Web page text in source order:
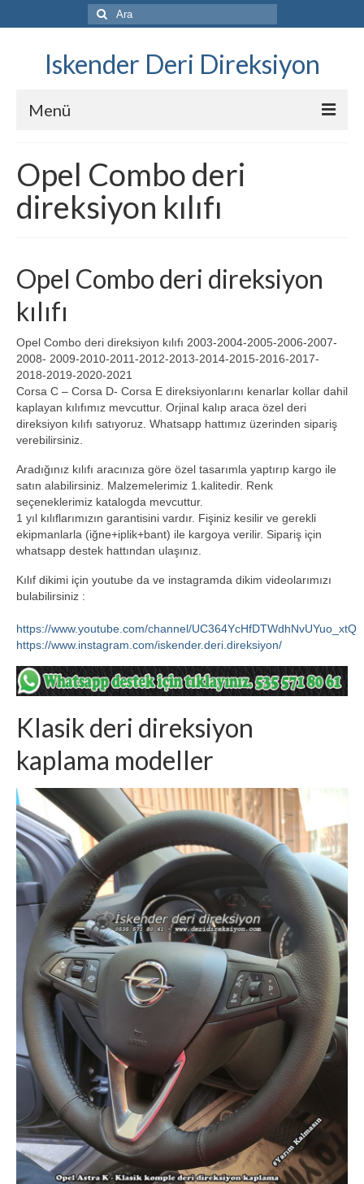
Şunu
ara:
Iskender Deri Direksiyon
Menü
Komple kaplama
Kılıf Satış
Once ve Sonra
Fiyat Listesi
Videolar
Hakkımızda Bilgiler
Iletisim
Opel Combo deri
direksiyon kılıfı
Opel Combo deri direksiyon
kılıfı
Opel Combo deri direksiyon kılıfı 2003-2004-2005-2006-2007-
2008- 2009-2010-2011-2012-2013-2014-2015-2016-2017-
2018-2019-2020-2021
Corsa C – Corsa D- Corsa E direksiyonlarını kenarlar kollar dahil
kaplayan kılıfımız mevcuttur. Orjinal kalıp araca özel deri
direksiyon kılıfı satıyoruz. Whatsapp hattımız üzerinden sipariş
verebilirsiniz.
Aradığınız kılıfı aracınıza göre özel tasarımla yaptırıp kargo ile
satın alabilirsiniz. Malzemelerimiz 1.kalitedir. Renk
seçeneklerimiz katalogda mevcuttur.
1 yıl kılıflarımızın garantisini vardır. Fişiniz kesilir ve gerekli
ekipmanlarla (iğne+iplik+bant) ile kargoya verilir. Sipariş için
whatsapp destek hattından ulaşınız.
Kılıf dikimi için youtube da ve instagramda dikim videolarımızı
bulabilirsiniz :
https://www.youtube.com/channel/UC364YcHfDTWdhNvUYuo_xtQ
https://www.instagram.com/iskender.deri.direksiyon/
Klasik deri direksiyon
kaplama modeller